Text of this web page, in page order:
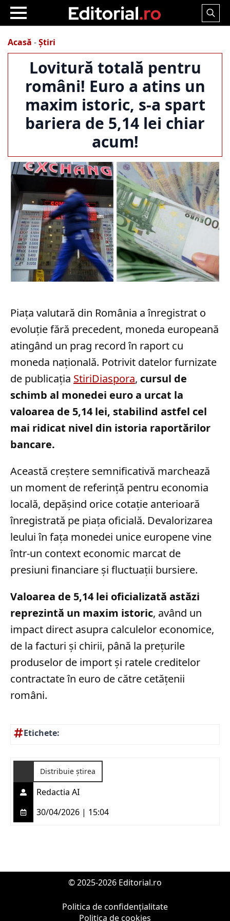
Search
Acasă -Știri
Lovitură totală pentru
români! Euro a atins un
maxim istoric, s-a spart
bariera de 5,14 lei chiar
acum!
Piața valutară din România a înregistrat o
evoluție fără precedent, moneda europeană
atingând un prag record în raport cu
moneda națională. Potrivit datelor furnizate
de publicația StiriDiaspora, cursul de
schimb al monedei euro a urcat la
valoarea de 5,14 lei, stabilind astfel cel
mai ridicat nivel din istoria raportărilor
bancare.
Această creștere semnificativă marchează
un moment de referință pentru economia
locală, depășind orice cotație anterioară
înregistrată pe piața oficială. Devalorizarea
leului în fața monedei unice europene vine
într-un context economic marcat de
presiuni financiare și fluctuații bursiere.
Valoarea de 5,14 lei oficializată astăzi
reprezintă un maxim istoric, având un
impact direct asupra calculelor economice,
de la facturi și chirii, până la prețurile
produselor de import și ratele creditelor
contractate în euro de către cetățenii
români.
Etichete:
Distribuie știrea
Redactia AI
30/04/2026 | 15:04
© 2025-2026 Editorial.ro
Politica de confidențialitate
Politica de cookies